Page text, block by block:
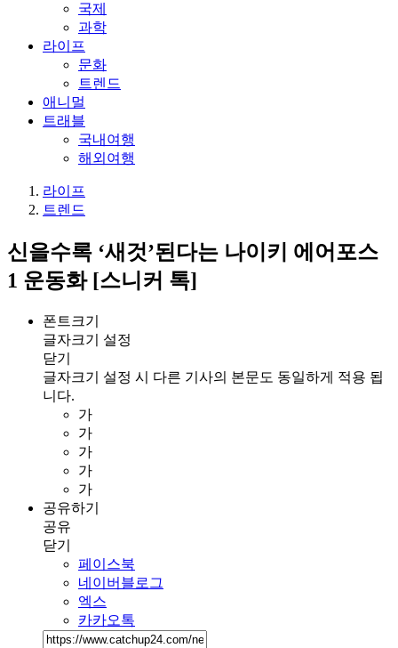
국제
과학
라이프
문화
트렌드
애니멀
트래블
국내여행
해외여행
라이프
트렌드
신을수록 ‘새것’된다는 나이키 에어포스
1 운동화 [스니커 톡]
폰트크기
글자크기 설정
닫기
글자크기 설정 시 다른 기사의 본문도 동일하게 적용 됩
니다.
가
가
가
가
가
공유하기
공유
닫기
페이스북
네이버블로그
엑스
카카오톡